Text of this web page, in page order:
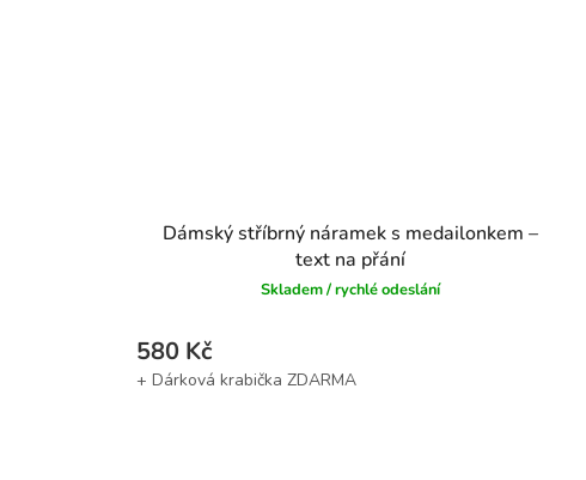
Dámský stříbrný náramek s medailonkem –
text na přání
Skladem / rychlé odeslání
580 Kč